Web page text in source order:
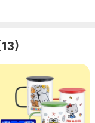
13